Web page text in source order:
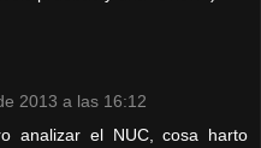
2013 a las 16:12
analizar el NUC, cosa harto